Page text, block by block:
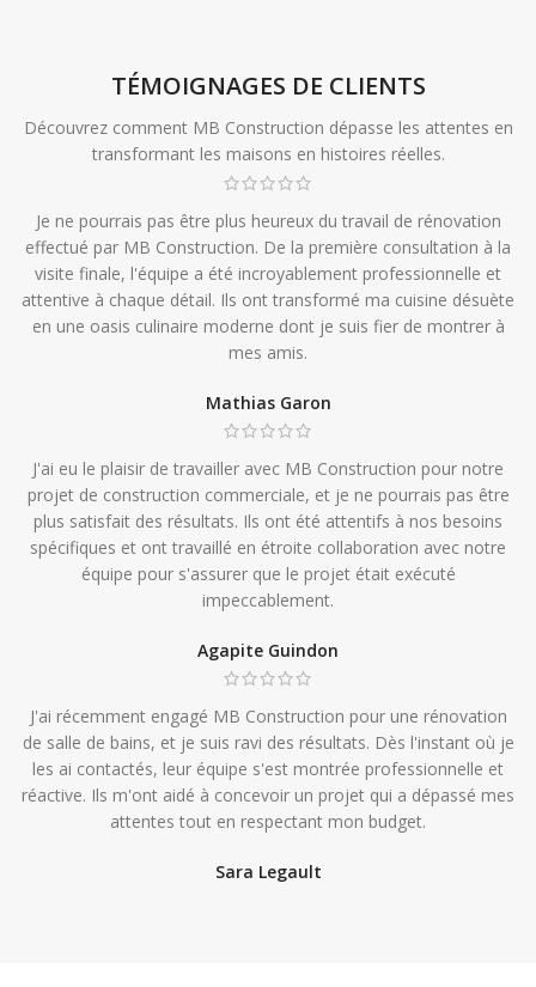
TÉMOIGNAGES DE CLIENTS
Découvrez comment MB Construction dépasse les attentes en
transformant les maisons en histoires réelles.
Je ne pourrais pas être plus heureux du travail de rénovation
effectué par MB Construction. De la première consultation à la
visite finale, l'équipe a été incroyablement professionnelle et
attentive à chaque détail. Ils ont transformé ma cuisine désuète
en une oasis culinaire moderne dont je suis fier de montrer à
mes amis.
Mathias Garon
J'ai eu le plaisir de travailler avec MB Construction pour notre
projet de construction commerciale, et je ne pourrais pas être
plus satisfait des résultats. Ils ont été attentifs à nos besoins
spécifiques et ont travaillé en étroite collaboration avec notre
équipe pour s'assurer que le projet était exécuté
impeccablement.
Agapite Guindon
J'ai récemment engagé MB Construction pour une rénovation
de salle de bains, et je suis ravi des résultats. Dès l'instant où je
les ai contactés, leur équipe s'est montrée professionnelle et
réactive. Ils m'ont aidé à concevoir un projet qui a dépassé mes
attentes tout en respectant mon budget.
Sara Legault